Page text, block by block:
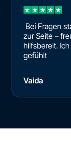
Bei Fragen
zur Seite –
hilfsbereit.
gefühlt
Vaida